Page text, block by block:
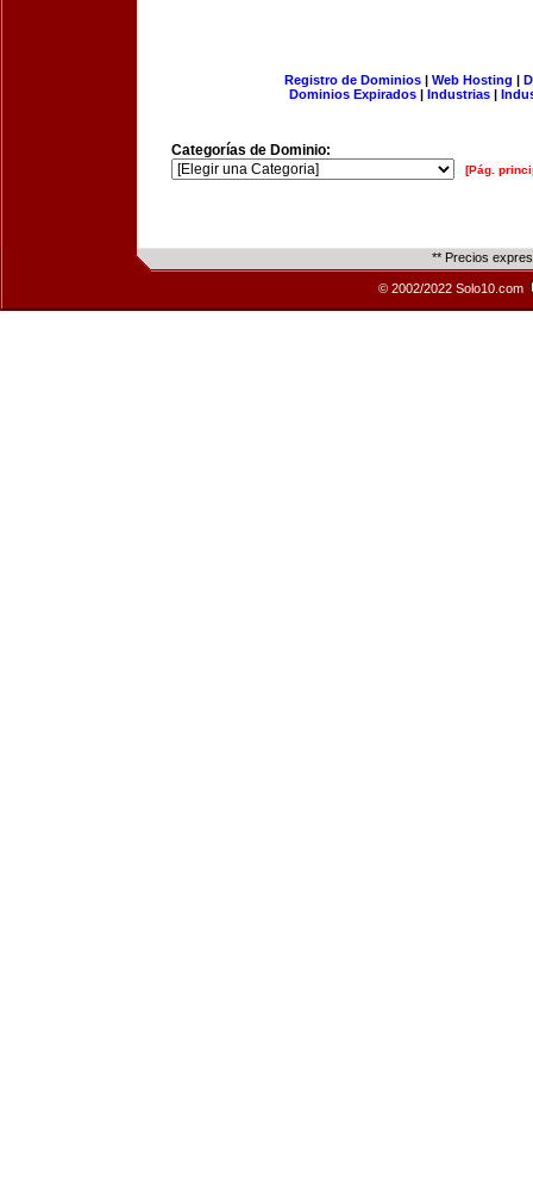
Registro de Dominios| Web Hosting |
Dominios Expirados | Industrias |
Categorías de Dominio:
[Pág.
** Precios
© 2002/2022 Solo10.com